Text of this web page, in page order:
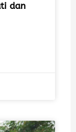
dan